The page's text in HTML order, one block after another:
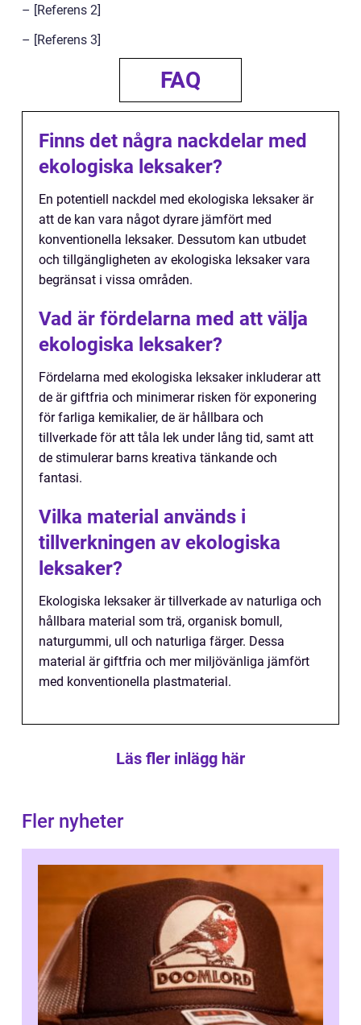
– [Referens 2]
– [Referens 3]
FAQ
Finns det några nackdelar med
ekologiska leksaker?
En potentiell nackdel med ekologiska leksaker är
att de kan vara något dyrare jämfört med
konventionella leksaker. Dessutom kan utbudet
och tillgängligheten av ekologiska leksaker vara
begränsat i vissa områden.
Vad är fördelarna med att välja
ekologiska leksaker?
Fördelarna med ekologiska leksaker inkluderar att
de är giftfria och minimerar risken för exponering
för farliga kemikalier, de är hållbara och
tillverkade för att tåla lek under lång tid, samt att
de stimulerar barns kreativa tänkande och
fantasi.
Vilka material används i
tillverkningen av ekologiska
leksaker?
Ekologiska leksaker är tillverkade av naturliga och
hållbara material som trä, organisk bomull,
naturgummi, ull och naturliga färger. Dessa
material är giftfria och mer miljövänliga jämfört
med konventionella plastmaterial.
Läs fler inlägg här
Fler nyheter